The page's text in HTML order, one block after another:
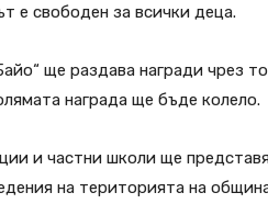
е свободен за всички деца.
ще раздава награди чрез
награда ще бъде колело.
и частни школи ще
на територията на